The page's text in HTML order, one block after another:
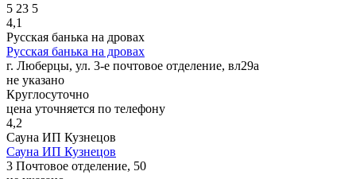
5 23 5
4,1
Русская банька на дровах
Русская банька на дровах
г. Люберцы, ул. 3-е почтовое отделение, вл29а
не указано
Круглосуточно
цена уточняется по телефону
4,2
Сауна ИП Кузнецов
Сауна ИП Кузнецов
3 Почтовое отделение, 50